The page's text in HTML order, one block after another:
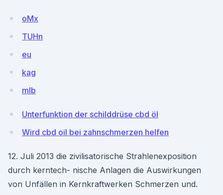
oMx
TUHn
eu
kag
mlb
Unterfunktion der schilddrüse cbd öl
Wird cbd oil bei zahnschmerzen helfen
12. Juli 2013 die zivilisatorische Strahlenexposition
durch kerntech- nische Anlagen die Auswirkungen
von Unfällen in Kernkraftwerken Schmerzen und.